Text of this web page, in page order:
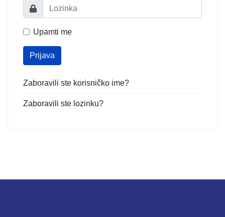
Upamti me
Prijava
Zaboravili ste korisničko ime?
Zaboravili ste lozinku?